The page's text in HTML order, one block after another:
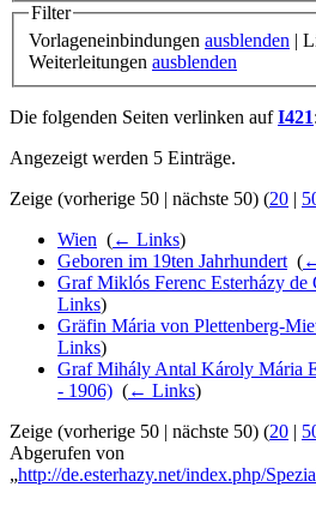
Filter
Vorlageneinbindungen ausblenden |
Weiterleitungen ausblenden
Die folgenden Seiten verlinken aufI421:
Angezeigt werden 5 Einträge.
Zeige (vorherige 50 | nächste 50) (20 |
Wien (← Links)
Geboren im 19ten Jahrhundert (
Graf Miklós Ferenc Esterházy de
Links)
Gräfin Mária von Plettenberg-
Links)
Graf Mihály Antal Károly Mária
- 1906) (← Links)
Zeige (vorherige 50 | nächste 50) (20 |
Abgerufen von
„http://de.esterhazy.net/index.php/